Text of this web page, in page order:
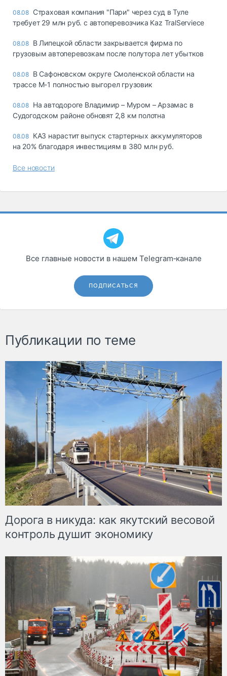
08.08 Страховая компания "Пари" через суд в Туле
требует 29 млн руб. с автоперевозчика Kaz TralServiece
08.08 В Липецкой области закрывается фирма по
грузовым автоперевозкам после полутора лет убытков
08.08 В Сафоновском округе Смоленской области на
трассе М-1 полностью выгорел грузовик
08.08 На автодороге Владимир – Муром – Арзамас в
Судогодском районе обновят 2,8 км полотна
08.08 КАЗ нарастит выпуск стартерных аккумуляторов
на 20% благодаря инвестициям в 380 млн руб.
Все новости
Все главные новости в нашем Telegram‑канале
ПОДПИСАТЬСЯ
Публикации по теме
Дорога в никуда: как якутский весовой
контроль душит экономику